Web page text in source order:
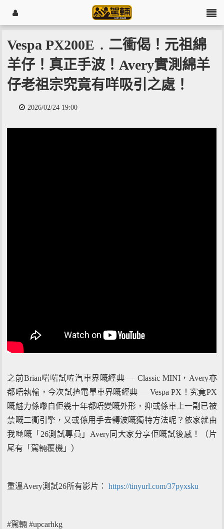
Vespa PX200E﹒二衝偈！元祖綿
羊仔！真正手波！Avery實測綿羊
仔老祖宗究竟有咩吸引之處！
2026/02/24 19:00
之前Brian啱啱試咗汽車界嘅經典 — Classic MINI，Avery亦
都唔執輸，今次試揸電單車界嘅經典 — Vespa PX！究竟PX
嘅魅力係嚟自佢幾十年都唔變嘅外形，抑或係車上一副已被
禁嘅二衝引擎，又或係用手去轉波嘅獨特方法呢？依家就由
我哋嘅「26測試專員」Avery同大家分享佢嘅試後感！（片
尾有「駕輛覆機」）
重溫Avery測試26所有影片：https://tinyurl.com/37pyxsku
#駕輛 #upcarhkg